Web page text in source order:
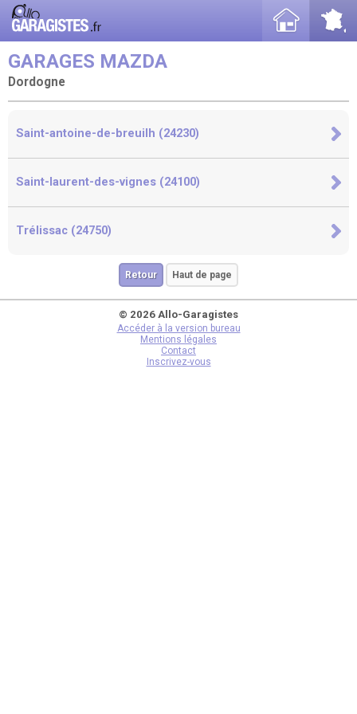
GARAGES MAZDA
Dordogne
Saint-antoine-de-breuilh (24230)
Saint-laurent-des-vignes (24100)
Trélissac (24750)
Retour Haut de page
© 2026 Allo-Garagistes
Accéder à la version bureau
Mentions légales
Contact
Inscrivez-vous